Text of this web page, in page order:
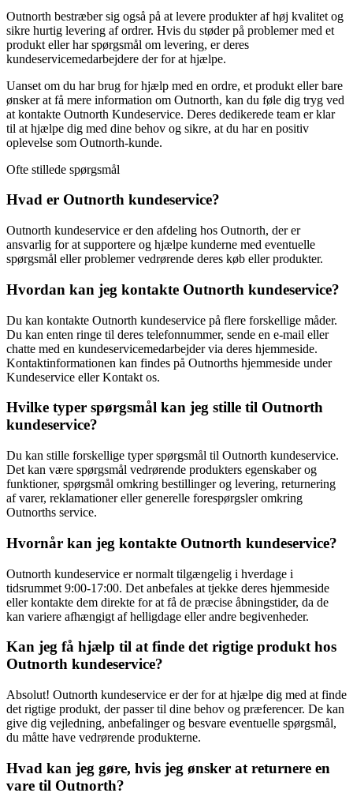
Outnorth bestræber sig også på at levere produkter af høj kvalitet og
sikre hurtig levering af ordrer. Hvis du støder på problemer med et
produkt eller har spørgsmål om levering, er deres
kundeservicemedarbejdere der for at hjælpe.
Uanset om du har brug for hjælp med en ordre, et produkt eller bare
ønsker at få mere information om Outnorth, kan du føle dig tryg ved
at kontakte Outnorth Kundeservice. Deres dedikerede team er klar
til at hjælpe dig med dine behov og sikre, at du har en positiv
oplevelse som Outnorth-kunde.
Ofte stillede spørgsmål
Hvad er Outnorth kundeservice?
Outnorth kundeservice er den afdeling hos Outnorth, der er
ansvarlig for at supportere og hjælpe kunderne med eventuelle
spørgsmål eller problemer vedrørende deres køb eller produkter.
Hvordan kan jeg kontakte Outnorth kundeservice?
Du kan kontakte Outnorth kundeservice på flere forskellige måder.
Du kan enten ringe til deres telefonnummer, sende en e-mail eller
chatte med en kundeservicemedarbejder via deres hjemmeside.
Kontaktinformationen kan findes på Outnorths hjemmeside under
Kundeservice eller Kontakt os.
Hvilke typer spørgsmål kan jeg stille til Outnorth
kundeservice?
Du kan stille forskellige typer spørgsmål til Outnorth kundeservice.
Det kan være spørgsmål vedrørende produkters egenskaber og
funktioner, spørgsmål omkring bestillinger og levering, returnering
af varer, reklamationer eller generelle forespørgsler omkring
Outnorths service.
Hvornår kan jeg kontakte Outnorth kundeservice?
Outnorth kundeservice er normalt tilgængelig i hverdage i
tidsrummet 9:00-17:00. Det anbefales at tjekke deres hjemmeside
eller kontakte dem direkte for at få de præcise åbningstider, da de
kan variere afhængigt af helligdage eller andre begivenheder.
Kan jeg få hjælp til at finde det rigtige produkt hos
Outnorth kundeservice?
Absolut! Outnorth kundeservice er der for at hjælpe dig med at finde
det rigtige produkt, der passer til dine behov og præferencer. De kan
give dig vejledning, anbefalinger og besvare eventuelle spørgsmål,
du måtte have vedrørende produkterne.
Hvad kan jeg gøre, hvis jeg ønsker at returnere en
vare til Outnorth?